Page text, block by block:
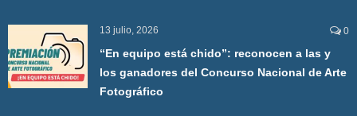
13 julio, 2026 0
“En equipo está chido”: reconocen a las y
los ganadores del Concurso Nacional de Arte
Fotográfico